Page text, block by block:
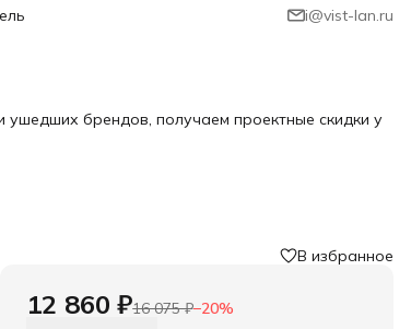
i@vist-lan.ru
брендов, получаем проектные скидки у
В избранное
12 860 ₽16 075 ₽−20%